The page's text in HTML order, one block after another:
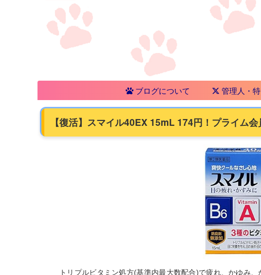
ブログについて 管理人・
【復活】スマイル40EX 15mL 174円！プライム
トリプルビタミン処方(基準内最大数配合)で疲れ、かゆみ、